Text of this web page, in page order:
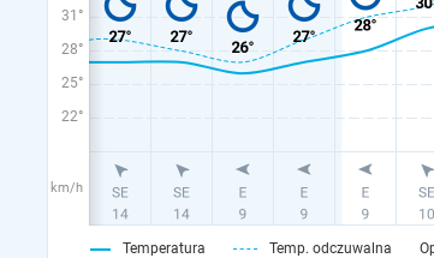
31°
28°
25°
22°
km/h
Temperatura Temp. odczuwalna